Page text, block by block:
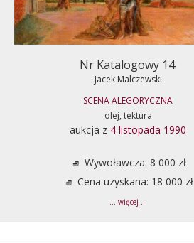
Nr Katalogowy 14.
Jacek Malczewski
SCENA ALEGORYCZNA
olej, tektura
aukcja z 4 listopada 1990
Wywoławcza: 8 000 zł
Cena uzyskana: 18 000 zł
... więcej ...